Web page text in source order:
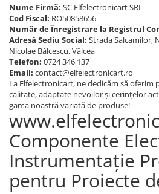
Nume Firmă: SC Elfelectronicart SRL
Cod Fiscal: RO50858656
Număr de Înregistrare la Registrul
Adresă Sediu Social: Strada Salcamilor,
Nicolae Bălcescu, Vâlcea
Telefon: 0724 346 137
Email: contact@elfelectronicart.ro
La Elfelectronicart, ne dedicăm să oferim
calitate, adaptate nevoilor și cerințelor
gama noastră variată de produse!
Componente
Instrumentație
pentru Proiecte